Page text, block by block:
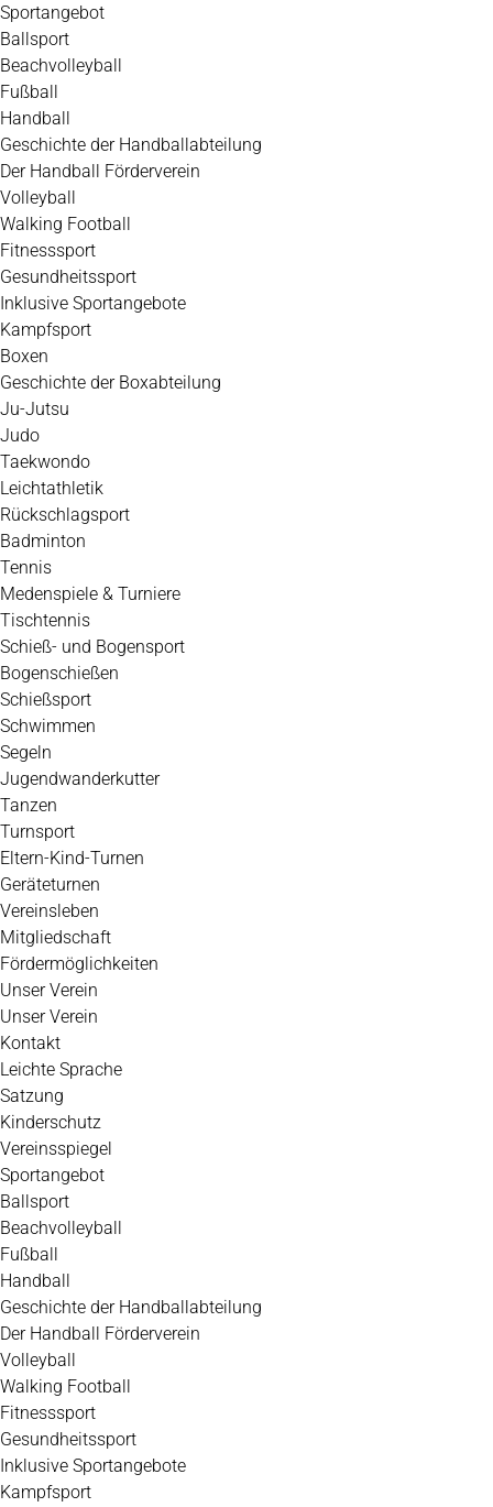
Zum
Inhalt
springen
Sportangebot
Ballsport
Beachvolleyball
Fußball
Handball
Geschichte der Handballabteilung
Der Handball Förderverein
Volleyball
Walking Football
Fitnesssport
Gesundheitssport
Inklusive Sportangebote
Kampfsport
Boxen
Geschichte der Boxabteilung
Ju-Jutsu
Judo
Taekwondo
Leichtathletik
Rückschlagsport
Badminton
Tennis
Medenspiele & Turniere
Tischtennis
Schieß- und Bogensport
Bogenschießen
Schießsport
Schwimmen
Segeln
Jugendwanderkutter
Tanzen
Turnsport
Eltern-Kind-Turnen
Geräteturnen
Vereinsleben
Mitgliedschaft
Fördermöglichkeiten
Unser Verein
Unser Verein
Kontakt
Leichte Sprache
Satzung
Kinderschutz
Vereinsspiegel
Sportangebot
Ballsport
Beachvolleyball
Fußball
Handball
Geschichte der Handballabteilung
Der Handball Förderverein
Volleyball
Walking Football
Fitnesssport
Gesundheitssport
Inklusive Sportangebote
Kampfsport